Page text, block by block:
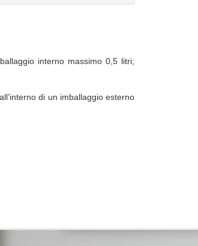
interno massimo 0,5 litri;
di un imballaggio esterno